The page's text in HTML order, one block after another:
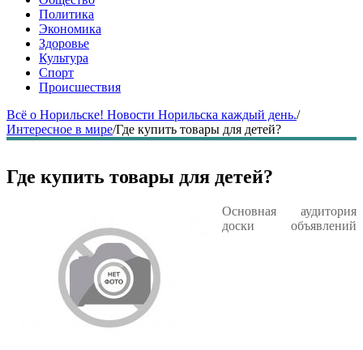
Политика
Экономика
Здоровье
Культура
Спорт
Происшествия
Всё о Норильске! Новости Норильска каждый день./
Интересное в мире/Где купить товары для детей?
Где купить товары для детей?
Основная аудитория
доски объявлений